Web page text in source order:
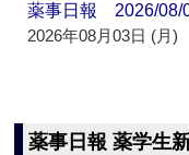
薬事日報 2026/08/
2026年08月03日 (月)
薬事日報 薬学生